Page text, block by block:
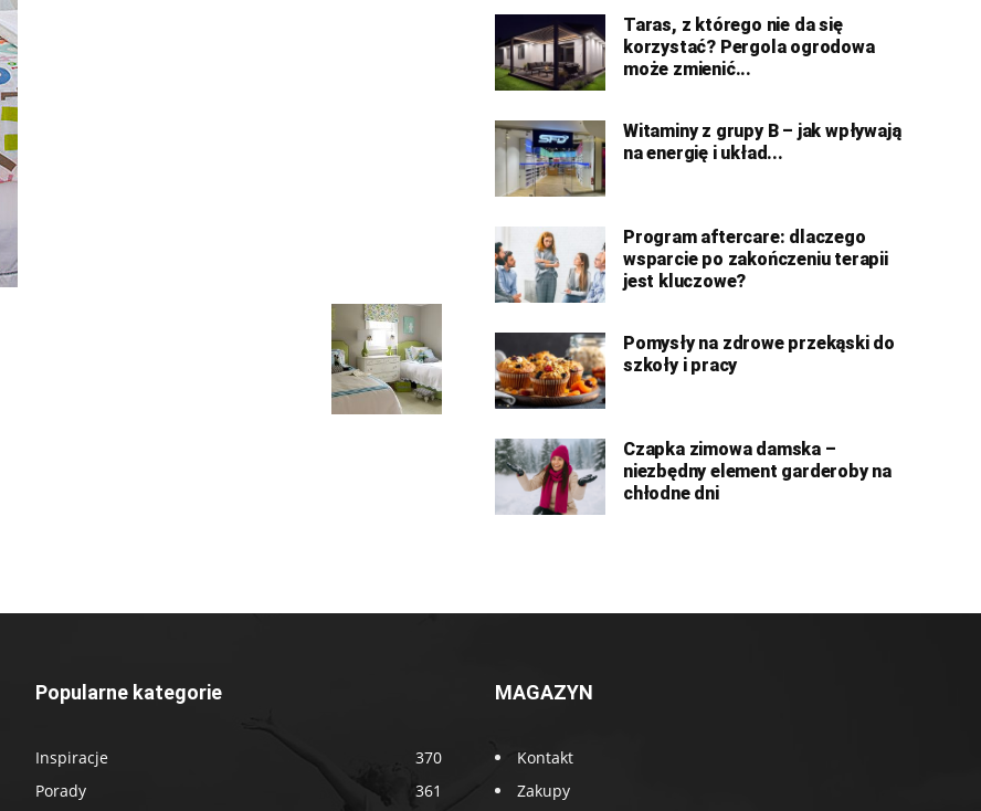
Taras, z którego nie da się
korzystać? Pergola ogrodowa
może zmienić...
Witaminy z grupy B – jak wpływają
na energię i układ...
Program aftercare: dlaczego
wsparcie po zakończeniu terapii
jest kluczowe?
Pomysły na zdrowe przekąski do
szkoły i pracy
Czapka zimowa damska –
niezbędny element garderoby na
chłodne dni
Popularne kategorie
Inspiracje
370
Porady
361
MAGAZYN
Kontakt
Zakupy